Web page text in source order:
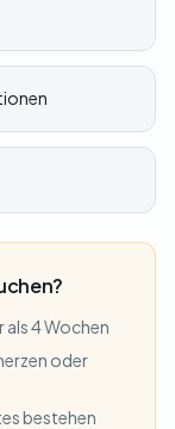
4 Wochen
oder
bestehen